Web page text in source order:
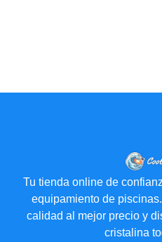
Tu tienda online de
equipamiento de
calidad al mejor precio y
cristalina